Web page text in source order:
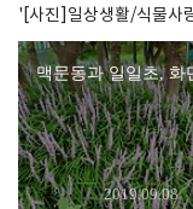
'[사진]일상생활/식물
맥문동과 일일초, 화
2019.09.08